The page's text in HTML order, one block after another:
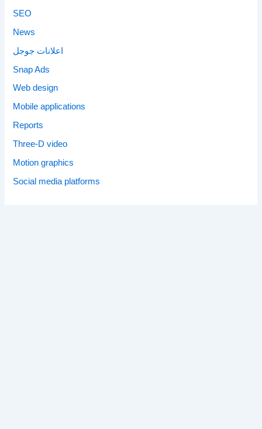
SEO
News
اعلانات جوجل
Snap Ads
Web design
Mobile applications
Reports
Three-D video
Motion graphics
Social media platforms